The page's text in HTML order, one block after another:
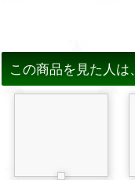
この商品を見た人は